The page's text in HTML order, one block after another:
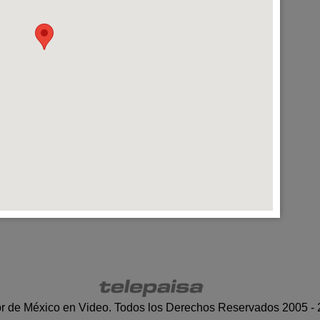
de México en Video. Todos los Derechos Reservados 2005 -